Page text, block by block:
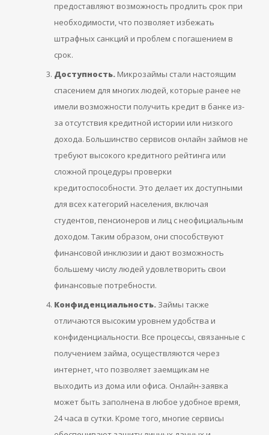
предоставляют возможность продлить срок при
необходимости, что позволяет избежать
штрафных санкций и проблем с погашением в
срок.
Доступность. Микрозаймы стали настоящим
спасением для многих людей, которые ранее не
имели возможности получить кредит в банке из-
за отсутствия кредитной истории или низкого
дохода. Большинство сервисов онлайн займов не
требуют высокого кредитного рейтинга или
сложной процедуры проверки
кредитоспособности. Это делает их доступными
для всех категорий населения, включая
студентов, пенсионеров и лиц с неофициальным
доходом. Таким образом, они способствуют
финансовой инклюзии и дают возможность
большему числу людей удовлетворить свои
финансовые потребности.
Конфиденциальность. Займы также
отличаются высоким уровнем удобства и
конфиденциальности. Все процессы, связанные с
получением займа, осуществляются через
интернет, что позволяет заемщикам не
выходить из дома или офиса. Онлайн-заявка
может быть заполнена в любое удобное время,
24 часа в сутки. Кроме того, многие сервисы